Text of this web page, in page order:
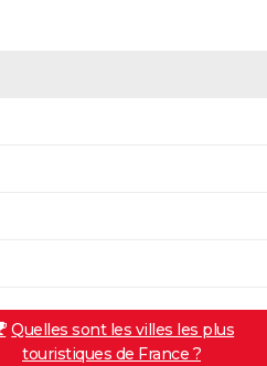
Quelles sont les villes les plus
touristiques de France ?